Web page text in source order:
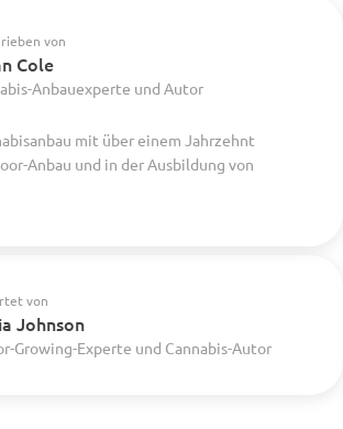
von
Cole
Anbauexperte und Autor
mit über einem Jahrzehnt
Anbau und in der Ausbildung von
von
Johnson
Growing-Experte und Cannabis-Autor